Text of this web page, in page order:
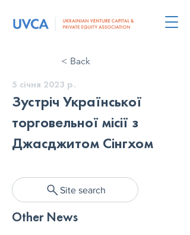
< Back
5 січня 2023 р.
Зустріч Української
торговельної місії з
Джасджитом Сінгхом
Site search
Other News